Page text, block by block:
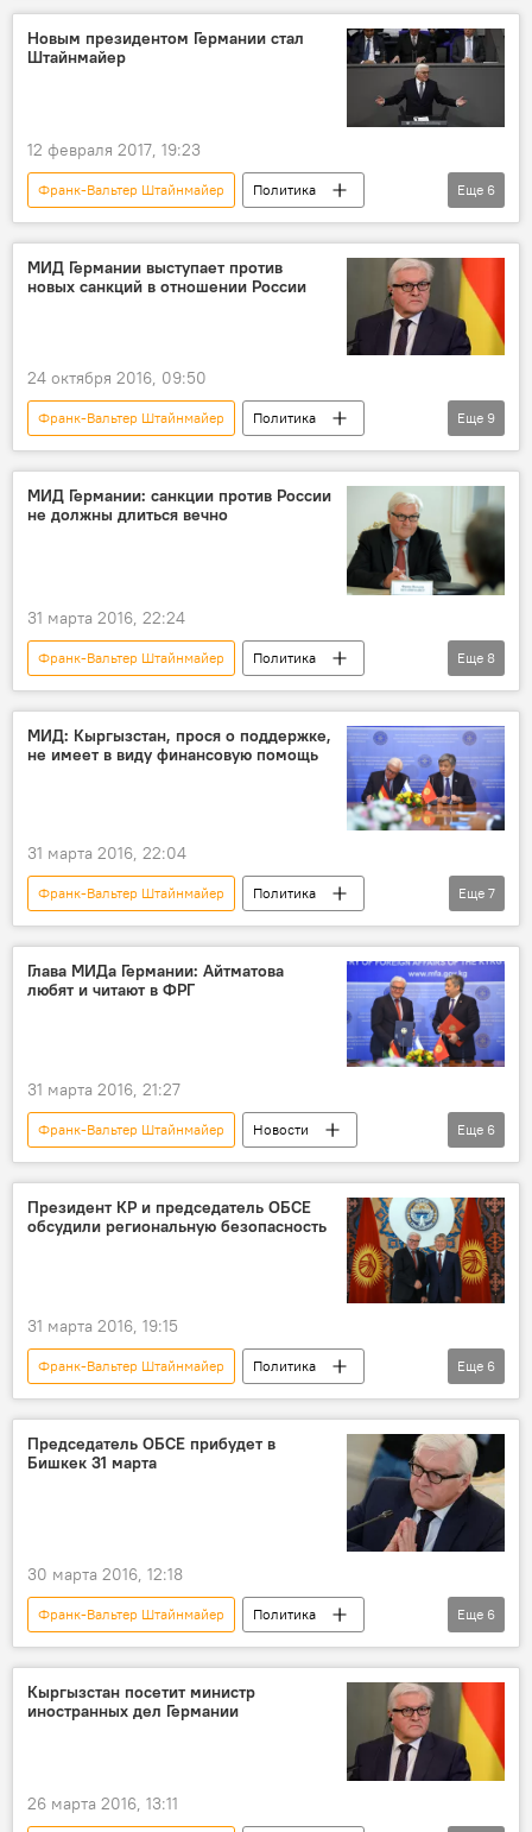
Россия
Украина
Германия
Олаф Шольц
критика
Новым президентом Германии стал
Штайнмайер
12 февраля 2017, 19:23
Франк-Вальтер Штайнмайер
Политика
Пресс-дайджест
Новости
В мире
Германия
президент
Еще 6
МИД Германии выступает против
новых санкций в отношении России
24 октября 2016, 09:50
Франк-Вальтер Штайнмайер
Политика
Новости
В мире
Пресс-дайджест
Россия
Санкции в отношении России
Германия
Сирия
Еще 9
МИД Германии: санкции против России
не должны длиться вечно
31 марта 2016, 22:24
Франк-Вальтер Штайнмайер
Политика
Новости
Кыргызстан
В мире
санкции
Визит председателя ОБСЕ в Кыргызстан
Еще 8
МИД: Кыргызстан, прося о поддержке,
не имеет в виду финансовую помощь
31 марта 2016, 22:04
Франк-Вальтер Штайнмайер
Политика
Новости
Кыргызстан
экономика
Эрлан Абдылдаев
МИД
поддержка
Еще 7
Глава МИДа Германии: Айтматова
любят и читают в ФРГ
31 марта 2016, 21:27
Франк-Вальтер Штайнмайер
Новости
Кыргызстан
Общество
МИД
Визит председателя ОБСЕ в Кыргызстан
Еще 6
Президент КР и председатель ОБСЕ
обсудили региональную безопасность
31 марта 2016, 19:15
Франк-Вальтер Штайнмайер
Политика
Новости
Кыргызстан
Алмазбек Атамбаев
безопасность
Еще 6
Председатель ОБСЕ прибудет в
Бишкек 31 марта
30 марта 2016, 12:18
Франк-Вальтер Штайнмайер
Политика
Новости
Кыргызстан
ОБСЕ
Визит председателя ОБСЕ в Кыргызстан
Еще 6
Кыргызстан посетит министр
иностранных дел Германии
26 марта 2016, 13:11